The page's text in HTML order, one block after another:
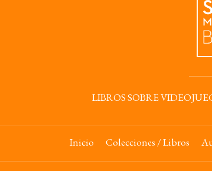
LIBROS SOBRE
Inicio Colecciones / Libros